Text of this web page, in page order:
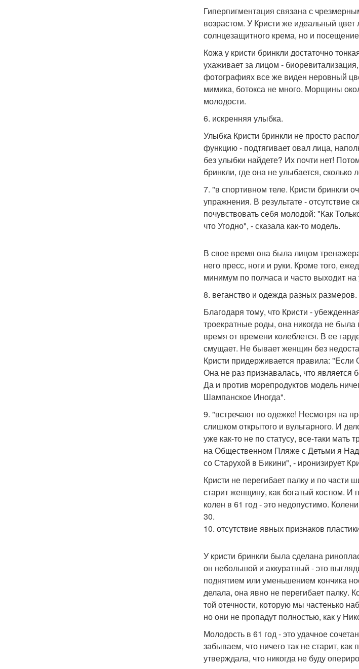
Гиперпигментация связана с
возрастом. У Кристи же идеальный
солнцезащитного крема, но и
Кожа у кристи бринкли достаточно
ухаживает за лицом -
фотографиях все же виден неровный
мимика, ботокса не много. Морщины
молодости.
6. искренняя улыбка.
Улыбка Кристи бринкли не просто
функцию - подтягивает овал лица,
без улыбки найдете? Их почти нет!
бринкли, где она не улыбается, сколько
7. "в спортивном теле. Кристи бринкли
упражнения. В результате - отсутствие
почувствовать себя молодой: "Как
что Угодно", - сказала как-то модель.
В свое время она была лицом
него пресс, ноги и руки. Кроме того,
минимум по полчаса и часто выходит
8. веганство и одежда разных размеров.
Благодаря тому, что Кристи -
троекратные роды, она никогда не была
время от времени колеблется. В ее
смущает. Не бывает женщин без
Кристи придерживается правила: "Если
Она не раз признавалась, что
Да и против морепродуктов модель
Шампанское Иногда".
9. "встречают по одежке! Несмотря на
слишком открытого и вульгарного. И
уже как-то не по статусу, все-таки
на Общественном Пляже с Детьми я
со Старухой в Бикини", - иронизирует
Кристи не перегибает палку и по части
старит женщину, как богатый костюм.
колен в 61 год - это недопустимо.
30.
10. отсутствие явных признаков
У кристи бринкли была сделана
он небольшой и аккуратный - это
поднятием или уменьшением кончика
делала, она явно не перегибает палку.
той отечности, которую мы частенько
но они не пропадут полностью, как у
Молодость в 61 год - это удачное
забываем, что ничего так не старит,
утверждала, что никогда не буду